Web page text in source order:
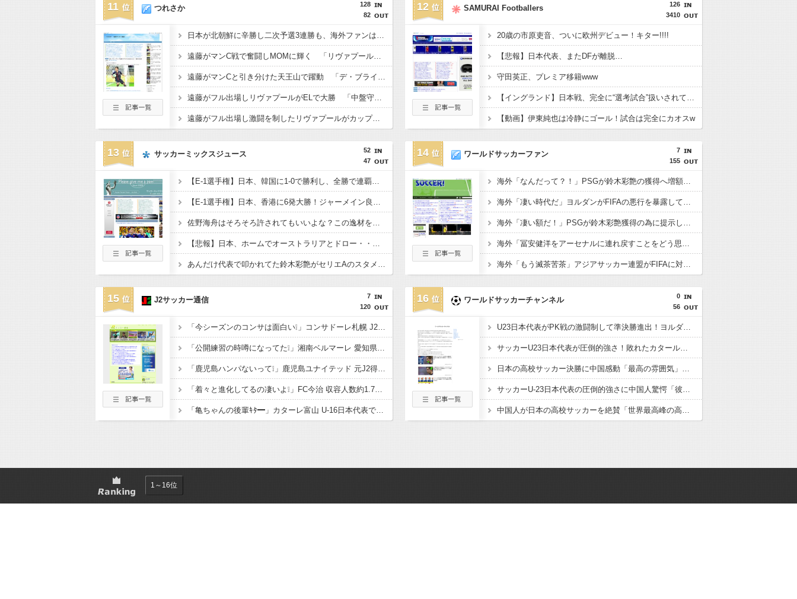
11
128
82
つれさか
日本が北朝鮮に辛勝し二次予選3連勝も、海外ファンは采配に辛辣「おそろしい内容の後半」「今日の森保はチキン」
遠藤がマンC戦で奮闘しMOMに輝く 「リヴァプールの全てを体現している」「ダントツでリーグ最高のボランチ」
遠藤がマンCと引き分けた天王山で躍動 「デ・ブライネ封じ込めた」「プレミア最高のボランチ」「遠藤がサッカーだ」「当然ながらサポに愛されている」
遠藤がフル出場しリヴァプールがELで大勝 「中盤守備のスペシャリスト」「マジで絶大な存在」「決して怯まない」
遠藤がフル出場し激闘を制したリヴァプールがカップ制覇 「遠藤がチェルシーを完全に圧倒」「エンソとカイセドを合わせたよりも上」
12
126
3410
SAMURAI Footballers
20歳の市原吏音、ついに欧州デビュー！キター!!!!
【悲報】日本代表、またDFが離脱…
守田英正、プレミア移籍www
【イングランド】日本戦、完全に“選考試合”扱いされている可能性
【動画】伊東純也は冷静にゴール！試合は完全にカオスw
13
52
47
サッカーミックスジュース
【E-1選手権】日本、韓国に1-0で勝利し、全勝で連覇達成！ジャーメインのゴールを守り切る！
【E-1選手権】日本、香港に6発大勝！ジャーメイン良がデビュー戦で4ゴール！
佐野海舟はそろそろ許されてもいいよな？この逸材を代表に呼ばないのは大損失だろ
【悲報】日本、ホームでオーストラリアとドロー・・・谷口OGでまさかの先制許すもキレキレ中村が同点弾演出でかろうじて勝ち点1
あんだけ代表で叩かれてた鈴木彩艶がセリエAのスタメンで大活躍してるという事実
14
7
155
ワールドサッカーファン
海外「なんだって？！」PSGが鈴木彩艶の獲得へ増額オファーを準備していることに海外大騒ぎ！（海外の反応）
海外「凄い時代だ」ヨルダンがFIFAの悪行を暴露して海外大騒ぎ！（海外の反応）
海外「凄い額だ！」PSGが鈴木彩艶獲得の為に提示した金額に海外びっくり仰天！（海外の反応）
海外「冨安健洋をアーセナルに連れ戻すことをどう思う？」（海外の反応）
海外「もう滅茶苦茶」アジアサッカー連盟がFIFAに対する立場を明確にして海外大騒ぎ！（海外の反応）
15
7
120
J2サッカー通信
「今シーズンのコンサは面白い❕」コンサドーレ札幌 J2も新開幕！ 新加入のFWペイショットが1ゴール1アシストの活躍‼徳島に2-0 開幕戦で5年ぶりの勝利
「公開練習の時噂になってた❕」湘南ベルマーレ 愛知県出身 豊川高MF大下蒼生が2026-27シーズンに新加入内定したと発表‼「チームの目標であるJ1昇格 J2優勝に貢献」
「鹿児島ハンパないって❕」鹿児島ユナイテッド 元J2得点王! FWフアンマ・デルガドが新加入することを発表‼大宮、福岡でもプレーし 2度の長崎J1昇格に貢献「皆さんに最高の喜びを」
「着々と進化してるの凄いよ❕」FC今治 収容人数約1.7倍！アシックス里山スタジアム増席完了を発表‼観客席だけでなく コンコースやトイレ 観客動線なども整備
「亀ちゃんの後輩ｷﾀ━」カターレ富山 U-16日本代表でもプレー! 流経大柏からMF内田煌生の新加入内定したことを発表‼「持ち味である豊富な運動量とボール奪取能力を」
16
0
56
ワールドサッカーチャンネル
U23日本代表がPK戦の激闘制して準決勝進出！ヨルダン「史上最も奇妙なPK」「日本を追い詰めたことは誇らしい」【海外の反応】
サッカーU23日本代表が圧倒的強さ！敗れたカタール脱帽「日本は真のチャンピオン」「神の意志により我々は立ち上がる」【海外の反応】
日本の高校サッカー決勝に中国感動「最高の雰囲気」「こんな大会に出場したかった」【海外の反応】
サッカーU-23日本代表の圧倒的強さに中国人驚愕「彼らにアジアは狭すぎる」【海外の反応】
中国人が日本の高校サッカーを絶賛「世界最高峰の高校大会」「中国スーパーリーグと同レベル」【海外の反応】
1～16位